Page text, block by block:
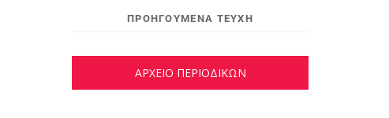
ΠΡΟΗΓΟΥΜΕΝΑ ΤΕΥΧΗ
ΑΡΧΕΙΟ ΠΕΡΙΟΔΙΚΩΝ